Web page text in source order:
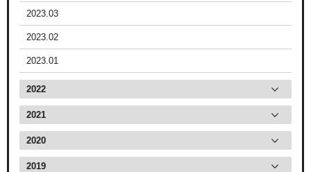
2023.03
2023.02
2023.01
2022
2021
2020
2019